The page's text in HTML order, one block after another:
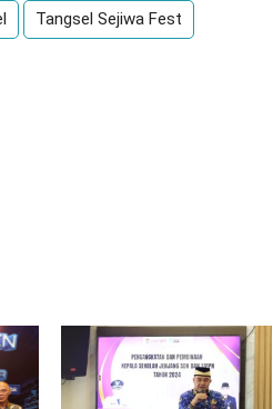
Tangsel Sejiwa Fest